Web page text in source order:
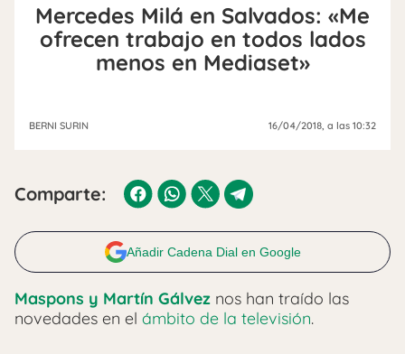
Mercedes Milá en Salvados: «Me
ofrecen trabajo en todos lados
menos en Mediaset»
BERNI SURIN 16/04/2018 , a las 10:32
Comparte:
Añadir Cadena Dial en Google
Maspons y Martín Gálvez nos han traído las
novedades en el ámbito de la televisión.